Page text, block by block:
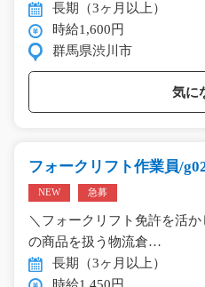
長期（3ヶ月以上）
時給1,600円
群馬県渋川市
気に
フォークリフト作業員/
NEW 急募
＼フォークリフト免許を活
の商品を扱う物流倉…
長期（3ヶ月以上）
時給1,450円